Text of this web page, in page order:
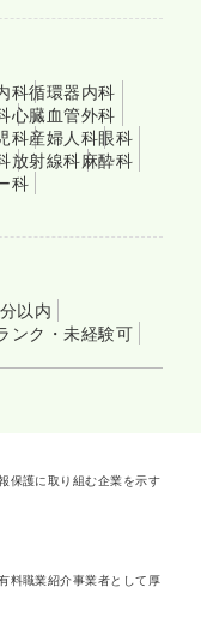
科循環器内科
心臓血管外科
科産婦人科眼科
放射線科麻酔科
科
以内
ンク・未経験可
保護に取り組む企業を示す
料職業紹介事業者として厚